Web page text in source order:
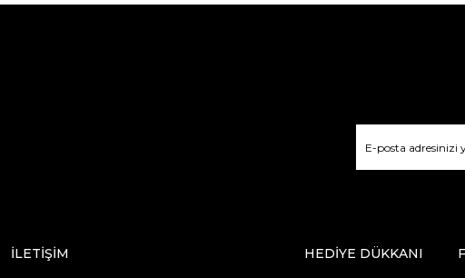
İLETİŞİM HEDİYE DÜKKANI